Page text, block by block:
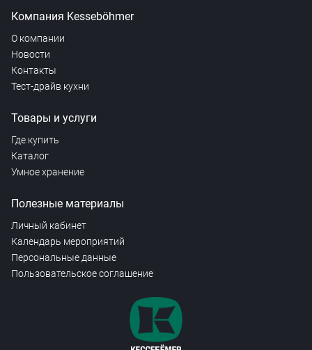
Компания Kesseböhmer
О компании
Новости
Контакты
Тест-драйв кухни
Товары и услуги
Где купить
Каталог
Умное хранение
Полезные материалы
Личный кабинет
Календарь мероприятий
Персональные данные
Пользовательское соглашение